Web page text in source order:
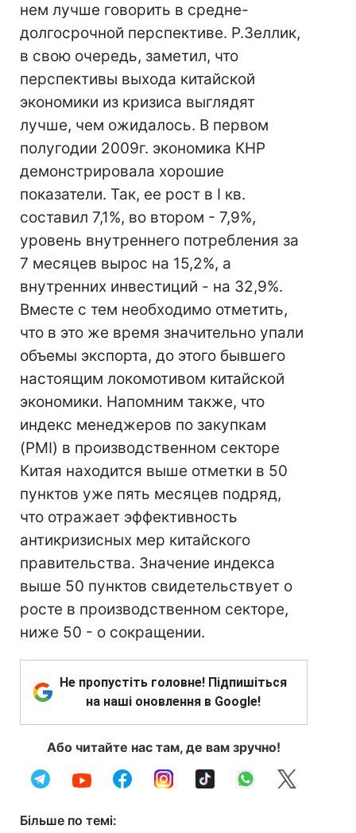
нем лучше говорить в средне-
долгосрочной перспективе. Р.Зеллик,
в свою очередь, заметил, что
перспективы выхода китайской
экономики из кризиса выглядят
лучше, чем ожидалось. В первом
полугодии 2009г. экономика КНР
демонстрировала хорошие
показатели. Так, ее рост в I кв.
составил 7,1%, во втором - 7,9%,
уровень внутреннего потребления за
7 месяцев вырос на 15,2%, а
внутренних инвестиций - на 32,9%.
Вместе с тем необходимо отметить,
что в это же время значительно упали
объемы экспорта, до этого бывшего
настоящим локомотивом китайской
экономики. Напомним также, что
индекс менеджеров по закупкам
(PMI) в производственном секторе
Китая находится выше отметки в 50
пунктов уже пять месяцев подряд,
что отражает эффективность
антикризисных мер китайского
правительства. Значение индекса
выше 50 пунктов свидетельствует о
росте в производственном секторе,
ниже 50 - о сокращении.
Не пропустіть головне! Підпишіться
на наші оновлення в Google!
Або читайте нас там, де вам зручно!
Більше по темі: